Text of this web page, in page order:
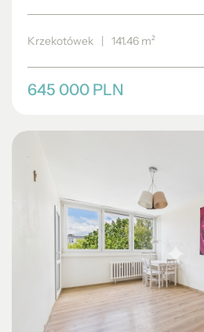
Krzekotówek | 141.46 m²
645 000 PLN